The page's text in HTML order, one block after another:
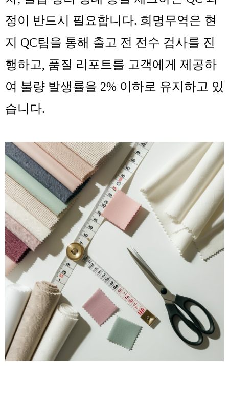
정이 반드시 필요합니다. 희명무역은 현
지 QC팀을 통해 출고 전 전수 검사를 진
행하고, 품질 리포트를 고객에게 제공하
여 불량 발생률을 2% 이하로 유지하고 있
습니다.